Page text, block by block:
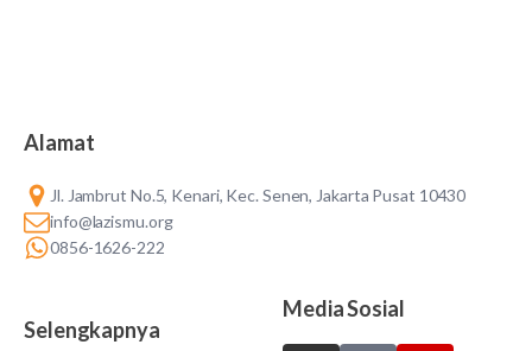
Alamat
Jl. Jambrut No.5, Kenari, Kec. Senen, Jakarta Pusat 10430
info@lazismu.org
0856-1626-222
Selengkapnya
Media Sosial